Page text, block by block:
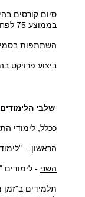
בממוצע 75
השתתפות
ביצוע פרויקט בהיקף
שלבי הלימודים
ככלל, לימודי
הראשון –
השני - לימודים
תלמידים ב"זמן